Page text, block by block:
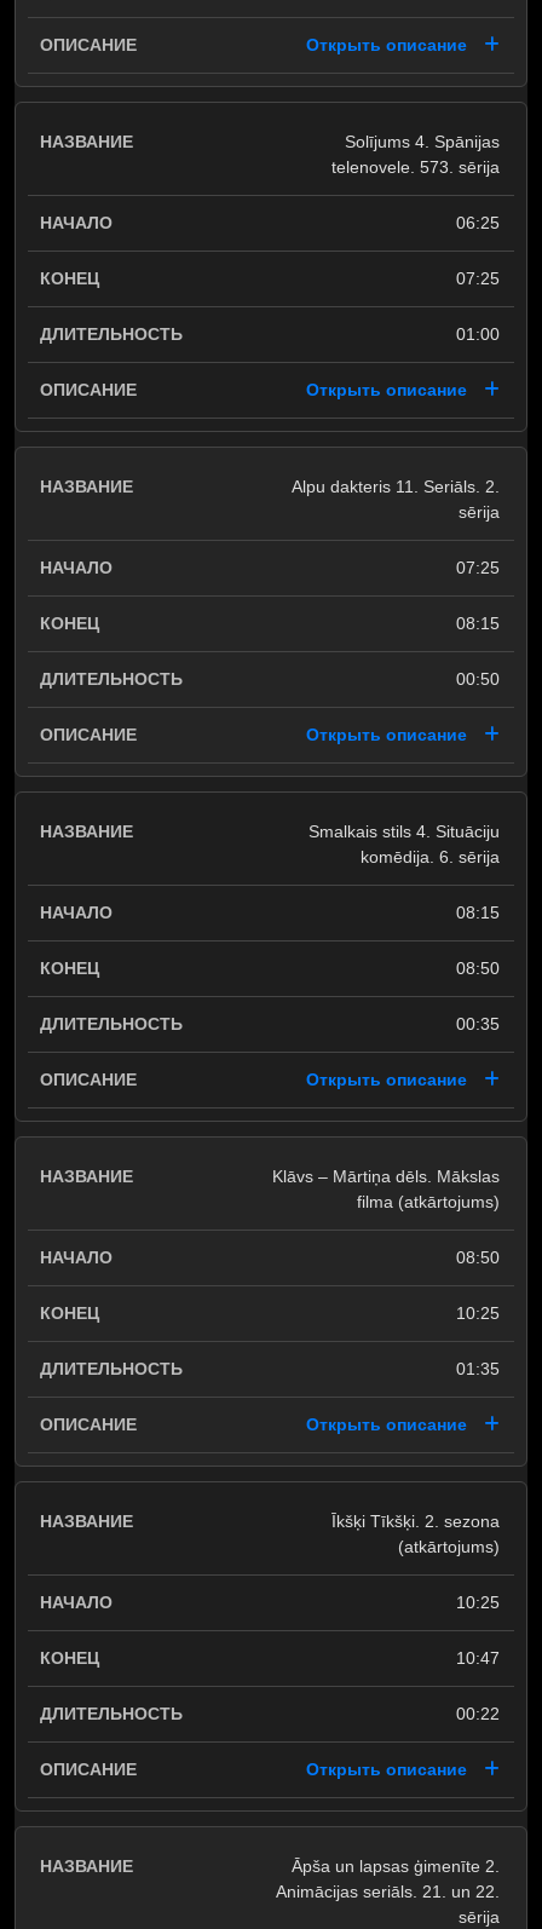
Открыть описание
Solījums 4. Spānijas
telenovele. 573. sērija
06:25
07:25
01:00
Открыть описание
Alpu dakteris 11. Seriāls. 2.
sērija
07:25
08:15
00:50
Открыть описание
Smalkais stils 4. Situāciju
komēdija. 6. sērija
08:15
08:50
00:35
Открыть описание
Klāvs – Mārtiņa dēls. Mākslas
filma (atkārtojums)
08:50
10:25
01:35
Открыть описание
Īkšķi Tīkšķi. 2. sezona
(atkārtojums)
10:25
10:47
00:22
Открыть описание
Āpša un lapsas ģimenīte 2.
Animācijas seriāls. 21. un 22.
sērija